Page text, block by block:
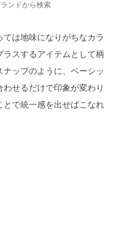
ンドから検索
は地味になりがちなカラ
スするアイテムとして柄
ップのように、ベーシッ
せるだけで印象が変わり
とで統一感を出せばこなれ